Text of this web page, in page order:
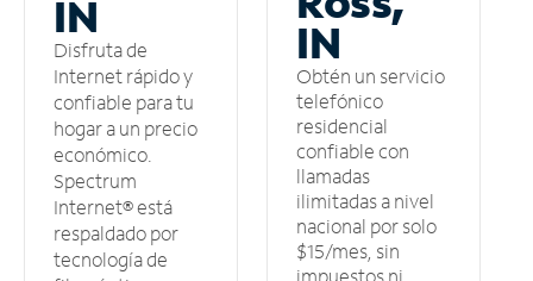
IN
Disfruta de
Internet rápido y
confiable para tu
hogar a un precio
económico.
Spectrum
Internet® está
respaldado por
tecnología de
IN
Obtén un servicio
telefónico
residencial
confiable con
llamadas
ilimitadas a nivel
nacional por solo
$15/mes, sin
impuestos ni